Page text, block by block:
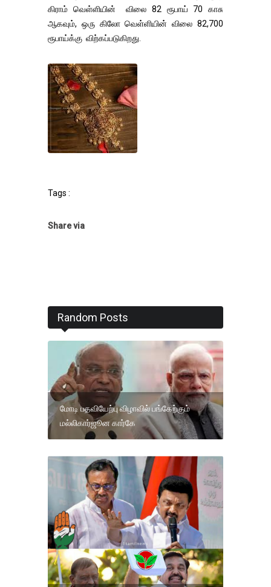
கிராம் வெள்ளியின் விலை 82 ரூபாய் 70 காசு
ஆகவும், ஒரு கிலோ வெள்ளியின் விலை 82,700
ரூபாய்க்கு விற்கப்படுகிறது.
Tags :
Share via
Random Posts
மோடி பதவியேற்பு விழாவில் பங்கேற்கும்
மல்லிகார்ஜூன கார்கே